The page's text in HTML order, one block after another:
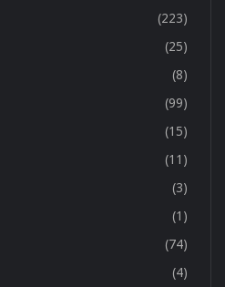
(223)
(25)
(8)
(99)
(15)
(11)
(3)
(1)
(74)
(4)